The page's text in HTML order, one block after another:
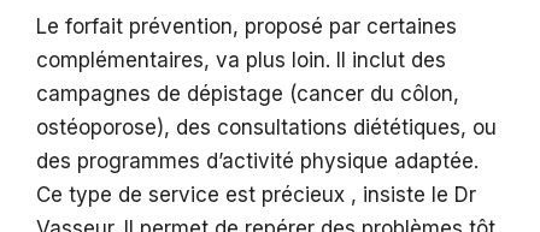
Le forfait prévention, proposé par certaines
complémentaires, va plus loin. Il inclut des
campagnes de dépistage (cancer du côlon,
ostéoporose), des consultations diététiques, ou
des programmes d’activité physique adaptée.
Ce type de service est précieux , insiste le Dr